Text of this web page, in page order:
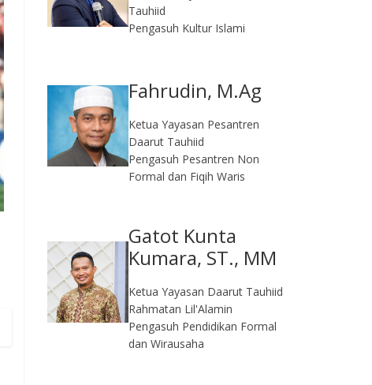
Tauhiid
Pengasuh Kultur Islami
Fahrudin, M.Ag​
Ketua Yayasan Pesantren
Daarut Tauhiid
Pengasuh Pesantren Non
Formal dan Fiqih Waris
Gatot Kunta
Kumara, ST., MM
Ketua Yayasan Daarut Tauhiid
Rahmatan Lil'Alamin
Pengasuh Pendidikan Formal
dan Wirausaha